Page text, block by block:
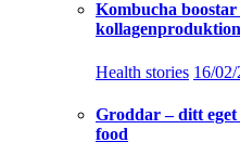
Kombucha
kollagenproduktion
Health stories 16/
Groddar – ditt
food